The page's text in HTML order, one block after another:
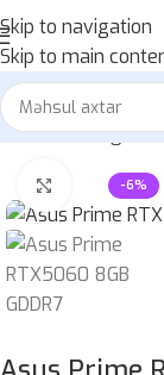
Skip to navigation
Skip to main
Home»Mağaza
-6%